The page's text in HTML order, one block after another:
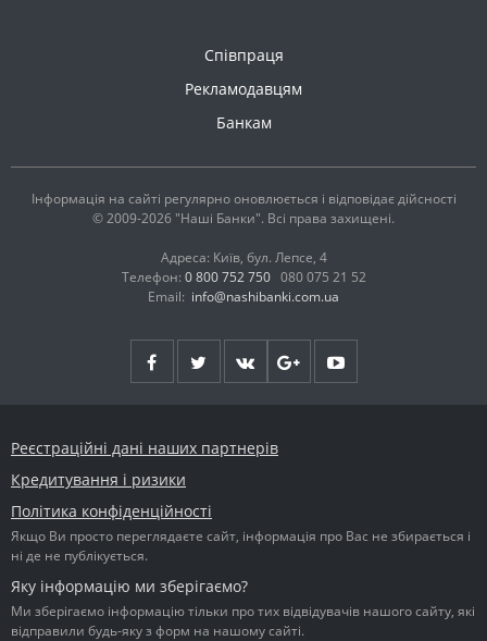
Співпраця
Рекламодавцям
Банкам
Інформація на сайті регулярно оновлюється і відповідає дійсності
© 2009-2026 "Наші Банки". Всі права захищені.
Адреса: Київ, бул. Лепсе, 4
Телефон: 0 800 752 750 080 075 21 52
Email: info@nashibanki.com.ua
Реєстраційні дані наших партнерів
Кредитування і ризики
Політика конфіденційності
Якщо Ви просто переглядаєте сайт, інформація про Вас не збирається і
ні де не публікується.
Яку інформацію ми зберігаємо?
Ми зберігаємо інформацію тільки про тих відвідувачів нашого сайту, які
відправили будь-яку з форм на нашому сайті.